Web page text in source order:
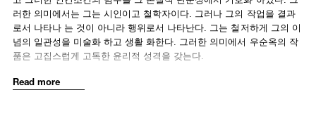
러한 의미에서는 그는 시인이고 철학자이다. 그러나 그의 작업을 결과
로서 나타나 는 것이 아니라 행위로서 나타난다. 그는 철저하게 그의 이
념의 일관성을 미술화 하고 생활 화한다. 그러한 의미에서 우순옥의 작
품은 고집스럽게 고독한 윤리적 성격을 갖는다.
Read more